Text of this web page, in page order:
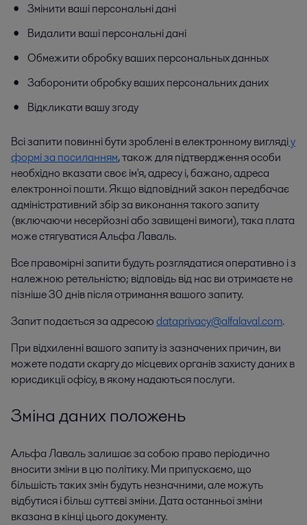
Змінити ваші персональні дані
Видалити ваші персональні дані
Обмежити обробку ваших персональных данных
Заборонити обробку ваших персональних даних
Відкликати вашу згоду
Всі запити повинні бути зроблені в електронному виглядіу
формі за посиланням, також для підтвердження особи
необхідно вказати своє ім'я, адресу і, бажано, адреса
електронної пошти. Якщо відповідний закон передбачає
адміністративний збір за виконання такого запиту
(включаючи несерйозні або завищені вимоги), така плата
може стягуватися Альфа Лаваль.
Все правомірні запити будуть розглядатися оперативно і з
належною ретельністю; відповідь від нас ви отримаєте не
пізніше 30 днів після отримання вашого запиту.
Запит подається за адресоюdataprivacy@alfalaval.com.
При відхиленні вашого запиту із зазначених причин, ви
можете подати скаргу до місцевих органів захисту даних в
юрисдикції офісу, в якому надаються послуги.
Зміна даних положень
Альфа Лаваль залишає за собою право періодично
вносити зміни в цю політику. Ми припускаємо, що
більшість таких змін будуть незначними, але можуть
відбутися і більш суттєві зміни. Дата останньої зміни
вказана в кінці цього документу.